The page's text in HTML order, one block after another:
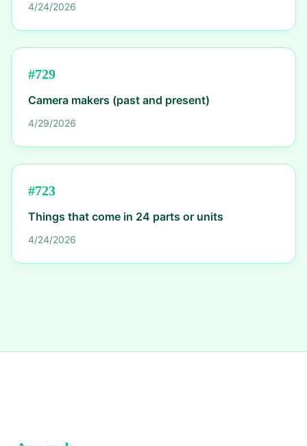
4/24/2026
#729
Camera makers (past and present)
4/29/2026
#723
Things that come in 24 parts or units
4/24/2026